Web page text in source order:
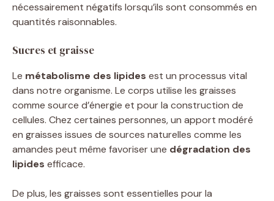
nécessairement négatifs lorsqu’ils sont consommés en
quantités raisonnables.
Sucres et graisse
Le métabolisme des lipides est un processus vital
dans notre organisme. Le corps utilise les graisses
comme source d’énergie et pour la construction de
cellules. Chez certaines personnes, un apport modéré
en graisses issues de sources naturelles comme les
amandes peut même favoriser une dégradation des
lipides efficace.
De plus, les graisses sont essentielles pour la